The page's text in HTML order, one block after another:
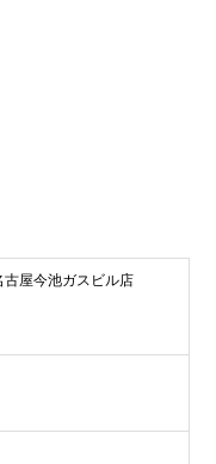
古屋今池ガスビル店